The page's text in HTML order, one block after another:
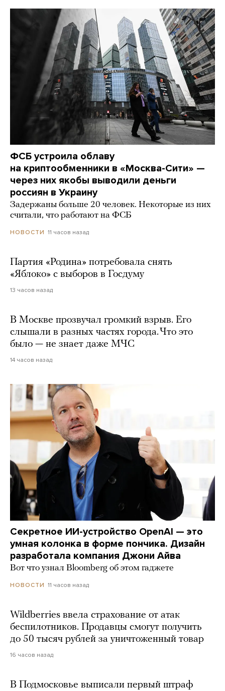
ФСБ устроила облаву
на криптообменники в «Москва-Сити» —
через них якобы выводили деньги
россиян в Украину
Задержаны больше 20 человек. Некоторые из них
считали, что работают на ФСБ
НОВОСТИ 11 часов назад
Партия «Родина» потребовала снять
«Яблоко» с выборов в Госдуму
13 часов назад
В Москве прозвучал громкий взрыв. Его
слышали в разных частях города. Что это
было — не знает даже МЧС
14 часов назад
Секретное ИИ-устройство OpenAI — это
умная колонка в форме пончика. Дизайн
разработала компания Джони Айва
Вот что узнал Bloomberg об этом гаджете
НОВОСТИ 11 часов назад
Wildberries ввела страхование от атак
беспилотников. Продавцы смогут получить
до 50 тысяч рублей за уничтоженный товар
16 часов назад
В Подмосковье выписали первый штраф